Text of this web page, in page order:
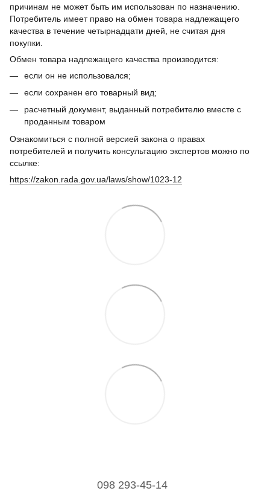
причинам не может быть им использован по назначению.
Потребитель имеет право на обмен товара надлежащего
качества в течение четырнадцати дней, не считая дня
покупки.
Обмен товара надлежащего качества производится:
если он не использовался;
если сохранен его товарный вид;
расчетный документ, выданный потребителю вместе с
проданным товаром
Ознакомиться с полной версией закона о правах
потребителей и получить консультацию экспертов можно по
ссылке:
https://zakon.rada.gov.ua/laws/show/1023-12
098 293-45-14